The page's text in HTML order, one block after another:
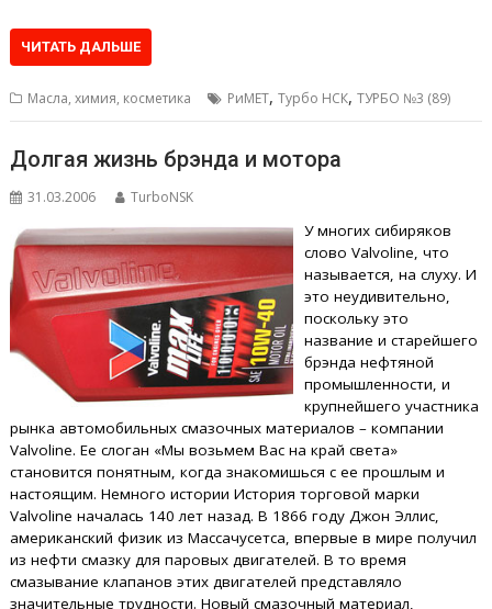
ЧИТАТЬ ДАЛЬШЕ
Масла, химия, косметика РиМЕТ,Турбо НСК,ТУРБО №3 (89)
Долгая жизнь брэнда и мотора
31.03.2006 TurboNSK
У многих сибиряков
слово Valvoline, что
называется, на слуху. И
это неудивительно,
поскольку это
название и старейшего
брэнда нефтяной
промышленности, и
крупнейшего участника
рынка автомобильных смазочных материалов – компании
Valvoline. Ее слоган «Мы возьмем Вас на край света»
становится понятным, когда знакомишься с ее прошлым и
настоящим. Немного истории История торговой марки
Valvoline началась 140 лет назад. В 1866 году Джон Эллис,
американский физик из Массачусетса, впервые в мире получил
из нефти смазку для паровых двигателей. В то время
смазывание клапанов этих двигателей представляло
значительные трудности. Новый смазочный материал,